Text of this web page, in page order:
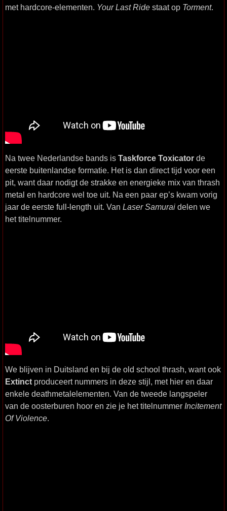
met hardcore-elementen. Your Last Ride staat op Torment.
Na twee Nederlandse bands is Taskforce Toxicator de
eerste buitenlandse formatie. Het is dan direct tijd voor een
pit, want daar nodigt de strakke en energieke mix van thrash
metal en hardcore wel toe uit. Na een paar ep’s kwam vorig
jaar de eerste full-length uit. Van Laser Samurai delen we
het titelnummer.
We blijven in Duitsland en bij de old school thrash, want ook
Extinct produceert nummers in deze stijl, met hier en daar
enkele deathmetalelementen. Van de tweede langspeler
van de oosterburen hoor en zie je het titelnummer Incitement
Of Violence.